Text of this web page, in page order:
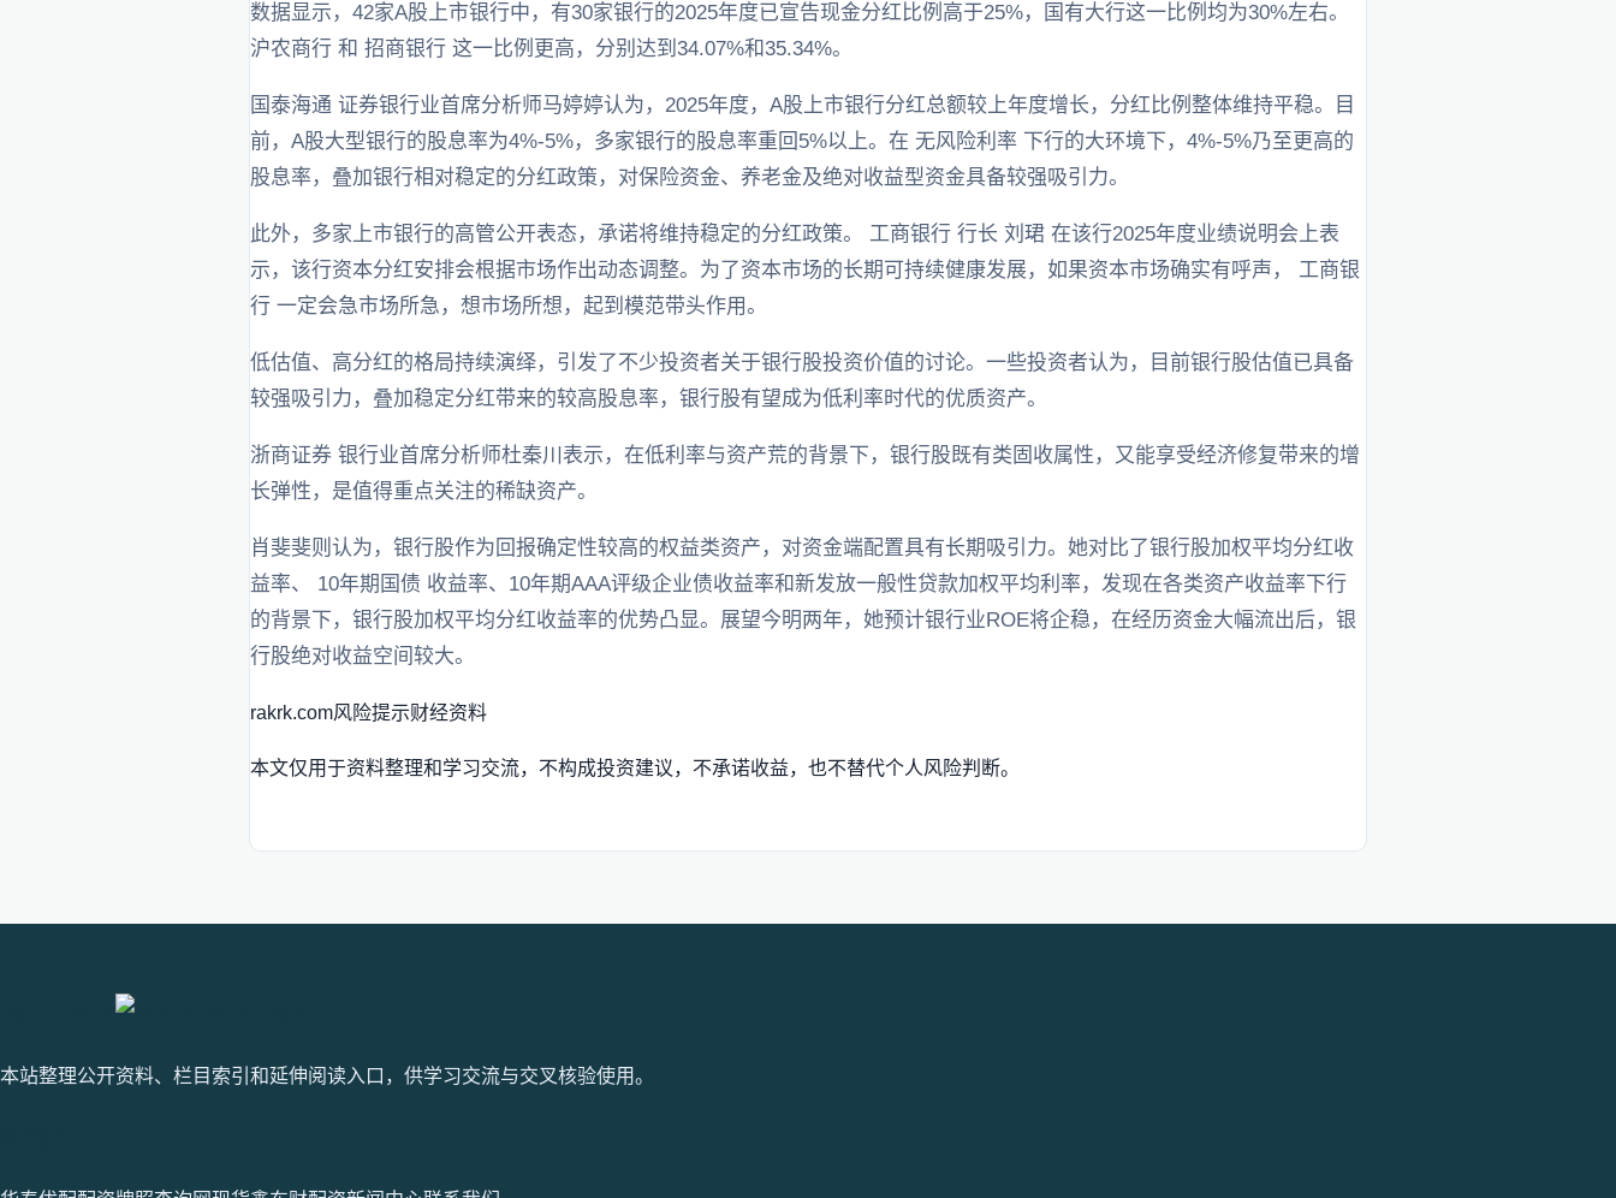
数据显示，42家A股上市银行中，有30家银行的2025年度已宣告现金分红比例高于25%，国有大行这一比例均为30%左右。
沪农商行 和 招商银行 这一比例更高，分别达到34.07%和35.34%。
国泰海通 证券银行业首席分析师马婷婷认为，2025年度，A股上市银行分红总额较上年度增长，分红比例整体维持平稳。目
前，A股大型银行的股息率为4%-5%，多家银行的股息率重回5%以上。在 无风险利率 下行的大环境下，4%-5%乃至更高的
股息率，叠加银行相对稳定的分红政策，对保险资金、养老金及绝对收益型资金具备较强吸引力。
此外，多家上市银行的高管公开表态，承诺将维持稳定的分红政策。 工商银行 行长 刘珺 在该行2025年度业绩说明会上表
示，该行资本分红安排会根据市场作出动态调整。为了资本市场的长期可持续健康发展，如果资本市场确实有呼声， 工商银
行 一定会急市场所急，想市场所想，起到模范带头作用。
低估值、高分红的格局持续演绎，引发了不少投资者关于银行股投资价值的讨论。一些投资者认为，目前银行股估值已具备
较强吸引力，叠加稳定分红带来的较高股息率，银行股有望成为低利率时代的优质资产。
浙商证券 银行业首席分析师杜秦川表示，在低利率与资产荒的背景下，银行股既有类固收属性，又能享受经济修复带来的增
长弹性，是值得重点关注的稀缺资产。
肖斐斐则认为，银行股作为回报确定性较高的权益类资产，对资金端配置具有长期吸引力。她对比了银行股加权平均分红收
益率、 10年期国债 收益率、10年期AAA评级企业债收益率和新发放一般性贷款加权平均利率，发现在各类资产收益率下行
的背景下，银行股加权平均分红收益率的优势凸显。展望今明两年，她预计银行业ROE将企稳，在经历资金大幅流出后，银
行股绝对收益空间较大。
rakrk.com风险提示财经资料
本文仅用于资料整理和学习交流，不构成投资建议，不承诺收益，也不替代个人风险判断。
本站整理公开资料、栏目索引和延伸阅读入口，供学习交流与交叉核验使用。